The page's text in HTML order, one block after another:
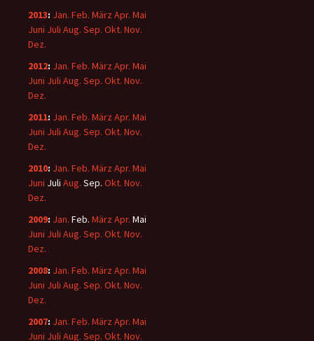
2013: Jan. Feb. März Apr. Mai
Juni Juli Aug. Sep. Okt. Nov.
Dez.
2012: Jan. Feb. März Apr. Mai
Juni Juli Aug. Sep. Okt. Nov.
Dez.
2011: Jan. Feb. März Apr. Mai
Juni Juli Aug. Sep. Okt. Nov.
Dez.
2010: Jan. Feb. März Apr. Mai
Juni Juli Aug. Sep. Okt. Nov.
Dez.
2009: Jan. Feb. März Apr. Mai
Juni Juli Aug. Sep. Okt. Nov.
Dez.
2008: Jan. Feb. März Apr. Mai
Juni Juli Aug. Sep. Okt. Nov.
Dez.
2007: Jan. Feb. März Apr. Mai
Juni Juli Aug. Sep. Okt. Nov.